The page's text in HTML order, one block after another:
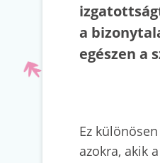
a
egészen a
Ez
azokra, akik